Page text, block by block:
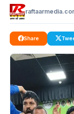
Share